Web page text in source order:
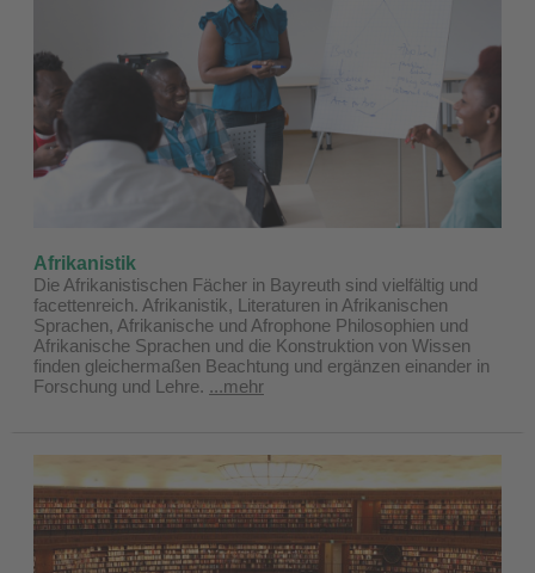
Afrikanistik
Die Afrikanistischen Fächer in Bayreuth sind vielfältig und
facettenreich. Afrikanistik, Literaturen in Afrikanischen
Sprachen, Afrikanische und Afrophone Philosophien und
Afrikanische Sprachen und die Konstruktion von Wissen
finden gleichermaßen Beachtung und ergänzen einander in
Forschung und Lehre. ...mehr